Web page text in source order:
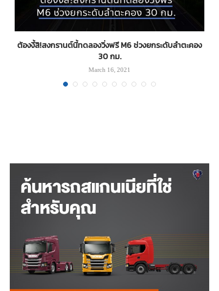
ต้องงี้สิ!สงกรานต์นี้ทดลองวิ่งฟรี M6 ช่วงยกระดับลำตะคอง
30 กม.
March 16, 2021